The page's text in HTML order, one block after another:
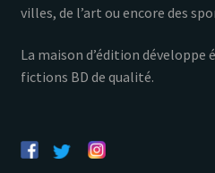
villes, de l’art ou encore des
La maison d’édition
fictions BD de qualité.